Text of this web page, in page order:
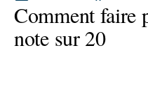
Comment faire
note sur 20